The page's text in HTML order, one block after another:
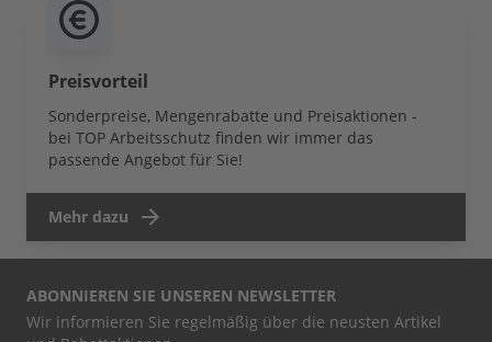
Preisvorteil
Sonderpreise, Mengenrabatte und Preisaktionen -
bei TOP Arbeitsschutz finden wir immer das
passende Angebot für Sie!
Mehr dazu
ABONNIEREN SIE UNSEREN NEWSLETTER
Wir informieren Sie regelmäßig über die neusten Artikel